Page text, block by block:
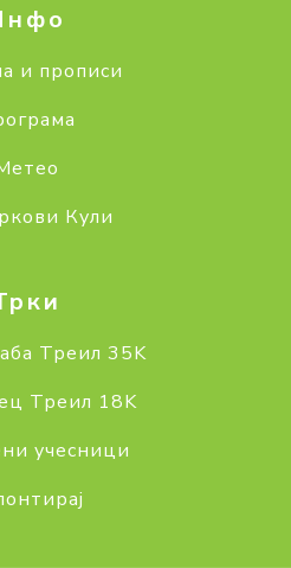
и прописи
Кули
Треил 35K
Треил 18K
учесници